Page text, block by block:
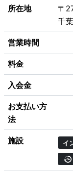
所在地
〒
千
営業時間
料金
入会金
お支払い方
法
施設 イ